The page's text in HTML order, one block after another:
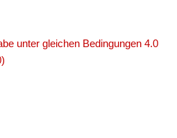
unter gleichen Bedingungen 4.0